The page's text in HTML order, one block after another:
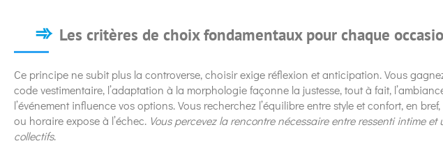
Les critères de choix fondamentaux pour chaque
Ce principe ne subit plus la controverse, choisir exige réflexion et anticipation. Vous
code vestimentaire, l’adaptation à la morphologie façonne la justesse, tout à fait,
l’événement influence vos options. Vous recherchez l’équilibre entre style et confort, en
ou horaire expose à l’échec. Vous percevez la rencontre nécessaire entre ressenti intime et
collectifs.